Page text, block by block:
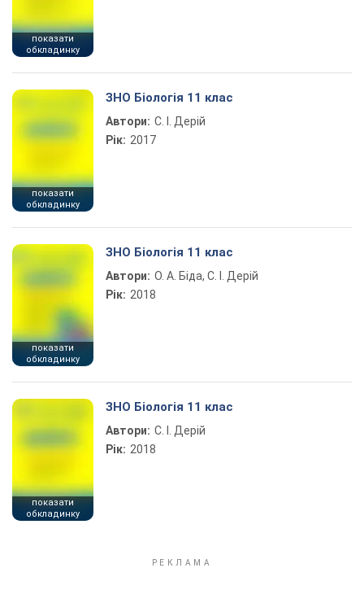
показати
обкладинку
показати
обкладинку
ЗНО Біологія 11 клас
Автори: С. І. Дерій
Рік: 2017
показати
обкладинку
ЗНО Біологія 11 клас
Автори: О. А. Біда, С. І. Дерій
Рік: 2018
показати
обкладинку
ЗНО Біологія 11 клас
Автори: С. І. Дерій
Рік: 2018